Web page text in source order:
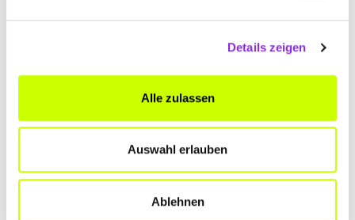
Details zeigen
Alle zulassen
Auswahl erlauben
Ablehnen